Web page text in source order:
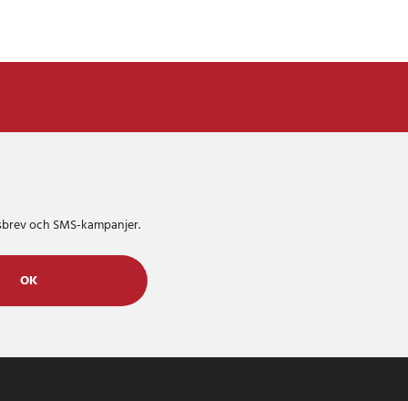
och SMS-kampanjer.
OK